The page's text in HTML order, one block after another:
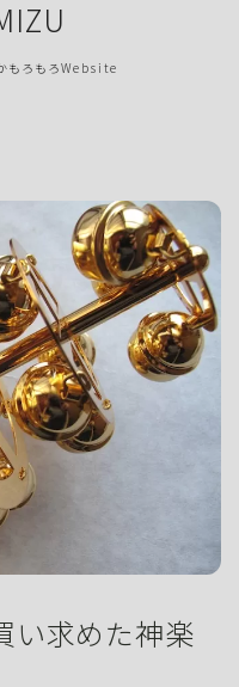
もろもろWebsite
い求めた神楽